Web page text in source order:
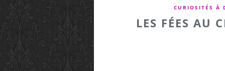
CURIOSITÉS À
LES FÉES AU